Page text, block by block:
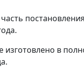
изготовлено в